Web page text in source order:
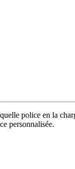
police en la
personnalisée.